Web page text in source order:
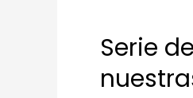
Serie
Workshops
eContact: